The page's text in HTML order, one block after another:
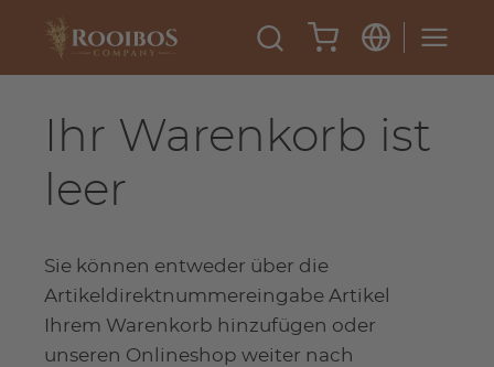
Ihr Warenkorb ist
leer
Sie können entweder über die
Artikeldirektnummereingabe Artikel
Ihrem Warenkorb hinzufügen oder
unseren Onlineshop weiter nach